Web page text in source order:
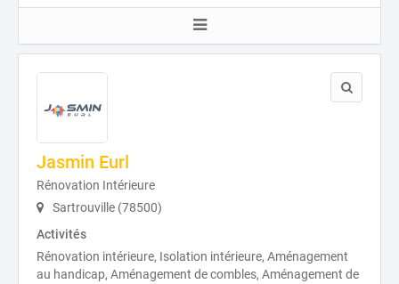
Jasmin Eurl
Rénovation Intérieure
Sartrouville (78500)
Activités
Rénovation intérieure, Isolation intérieure, Aménagement
au handicap, Aménagement de combles, Aménagement de